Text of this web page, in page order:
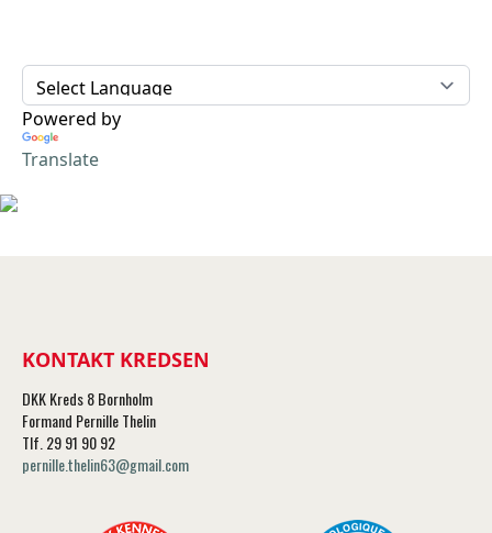
Powered by
Translate
KONTAKT KREDSEN
DKK Kreds 8 Bornholm
Formand Pernille Thelin
Tlf. 29 91 90 92
pernille.thelin63@gmail.com